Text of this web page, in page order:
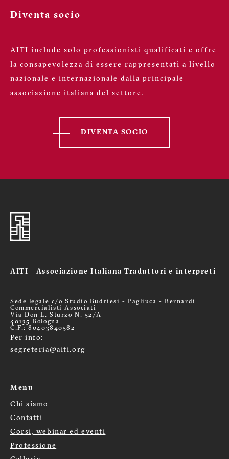
Diventa socio
AITI include solo professionisti qualificati e offre
la consapevolezza di essere rappresentati a livello
nazionale e internazionale dalla principale
associazione italiana del settore.
DIVENTA SOCIO
AITI - Associazione Italiana Traduttori e interpreti
Sede legale c/o Studio Budriesi - Pagliuca - Bernardi
Commercialisti Associati
Via Don L. Sturzo N. 52/A
40135 Bologna
C.F.: 80403840582
Per info:
segreteria@aiti.org
Menu
Menù
footer
Chi siamo
Contatti
Corsi, webinar ed eventi
Professione